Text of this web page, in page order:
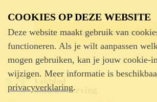
Advertentie
COOKIES OP DEZE WEBSITE
Deze website maakt gebruik van
functioneren. Als je wilt aanpassen
mogen gebruiken, kan je jouw cookie-
wijzigen. Meer informatie is
privacyverklaring.